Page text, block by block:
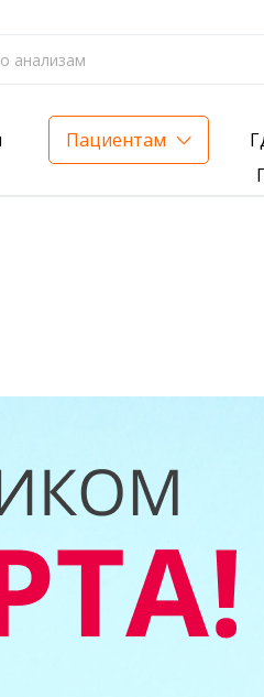
Пациентам
витамины — всего